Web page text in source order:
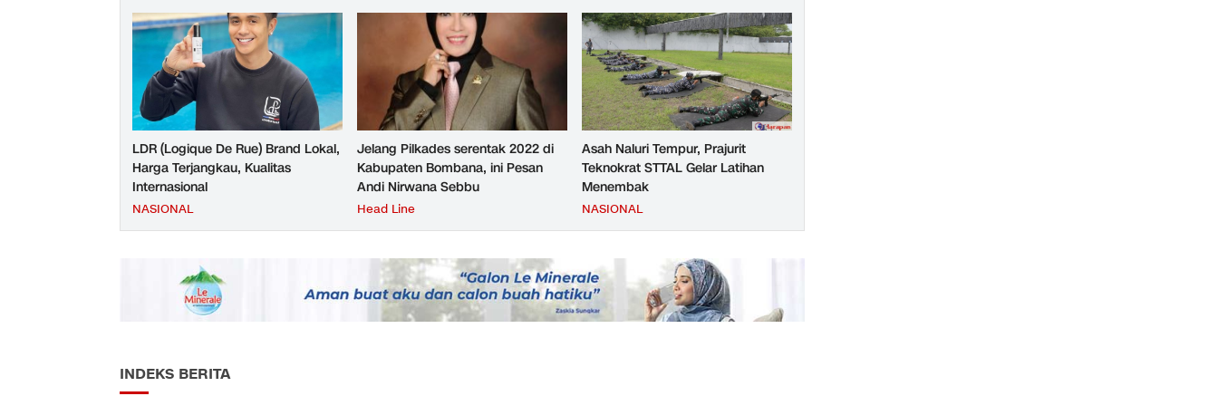
LDR (Logique De Rue) Brand Lokal,
Harga Terjangkau, Kualitas
Internasional
NASIONAL
Jelang Pilkades serentak 2022 di
Kabupaten Bombana, ini Pesan
Andi Nirwana Sebbu
Head Line
Asah Naluri Tempur, Prajurit
Teknokrat STTAL Gelar Latihan
Menembak
NASIONAL
INDEKS BERITA